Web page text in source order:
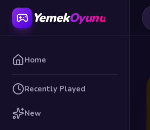
YemekOyunu
Home
Recently Played
New